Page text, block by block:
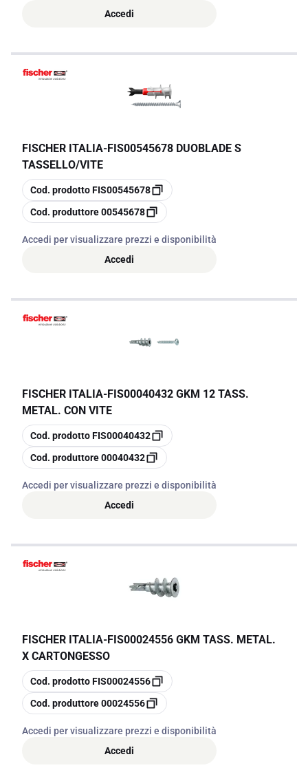
Accedi
FISCHER ITALIA-FIS00545678 DUOBLADE S
TASSELLO/VITE
copia
Cod. prodottoFIS00545678
copia
Cod. produttore00545678
Accedi per visualizzare prezzi e disponibilità
Accedi
FISCHER ITALIA-FIS00040432 GKM 12 TASS.
METAL. CON VITE
copia
Cod. prodottoFIS00040432
copia
Cod. produttore00040432
Accedi per visualizzare prezzi e disponibilità
Accedi
FISCHER ITALIA-FIS00024556 GKM TASS. METAL.
X CARTONGESSO
copia
Cod. prodottoFIS00024556
copia
Cod. produttore00024556
Accedi per visualizzare prezzi e disponibilità
Accedi